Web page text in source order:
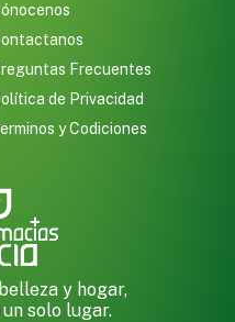
Frecuentes
de Privacidad
y Codiciones
y hogar,
solo lugar.